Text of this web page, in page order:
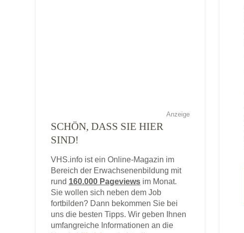
Anzeige
SCHÖN, DASS SIE HIER
SIND!
VHS.info ist ein Online-Magazin im
Bereich der Erwachsenenbildung mit
rund 160.000 Pageviews im Monat.
Sie wollen sich neben dem Job
fortbilden? Dann bekommen Sie bei
uns die besten Tipps. Wir geben Ihnen
umfangreiche Informationen an die